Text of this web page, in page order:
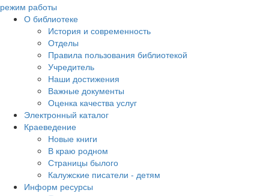
режим работы
О библиотеке
История и современность
Отделы
Правила пользования библиотекой
Учредитель
Наши достижения
Важные документы
Оценка качества услуг
Электронный каталог
Краеведение
Новые книги
В краю родном
Страницы былого
Калужские писатели - детям
Информ ресурсы